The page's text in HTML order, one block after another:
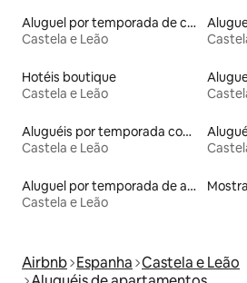
Aluguel por temporada de casas na terra
Castela e Leão
Hotéis boutique
Castela e Leão
Aluguéis por temporada com banheiro para PCD
Castela e Leão
Aluguel por temporada de andares inteiros
Castela e Leão
Airbnb Espanha Castela e Leão